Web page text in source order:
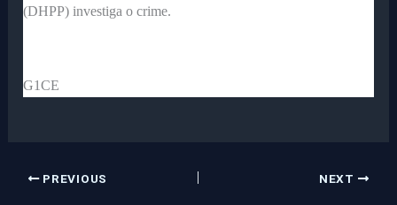
(DHPP) investiga o crime.
G1CE
PREVIOUS NEXT